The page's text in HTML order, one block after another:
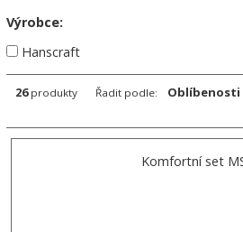
Výrobce:
Hanscraft
26 produkty Řadit podle: Oblíbenosti
Komfortní set